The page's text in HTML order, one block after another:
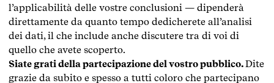
l’applicabilità delle vostre conclusioni — dipenderà
direttamente da quanto tempo dedicherete all’analisi
dei dati, il che include anche discutere tra di voi di
quello che avete scoperto.
Siate grati della partecipazione del vostro pubblico.Dite
grazie da subito e spesso a tutti coloro che partecipano